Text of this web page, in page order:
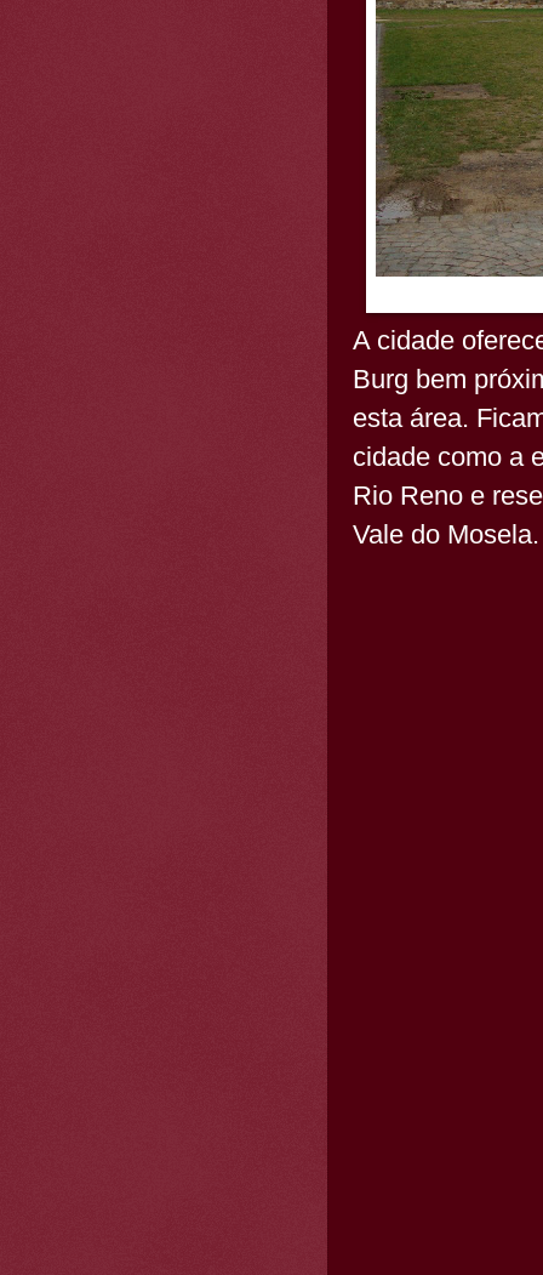
A cidade
Burg bem
esta área.
cidade como a
Rio Reno e
Vale do Mosela.